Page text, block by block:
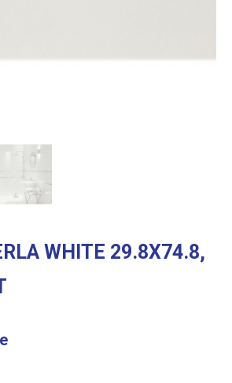
WHITE 29.8X74.8,